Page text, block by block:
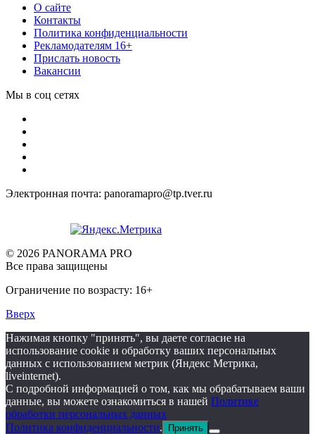
О сайте
Контакты
Политика конфиденциальности
Рекламодателям 16+
Прислать новость
Вакансии
Мы в соц сетях
Электронная почта: panoramapro@tp.tver.ru
© 2026 PANORAMA PRO
Все права защищены
Ограничение по возрасту: 16+
Вверх
Нажимая кнопку "принять", вы даете согласие на
использование cookie и обработку ваших персональных
данных с использованием метрик (Яндекс Метрика,
liveinternet).
С подробной информацией о том, как мы обрабатываем ваши
данные, вы можете ознакомиться в нашей Политике
обработки персональных данных
Политика конфиденциальности. Принять